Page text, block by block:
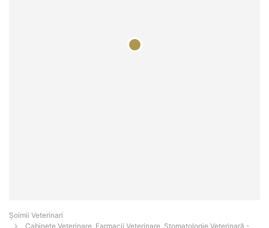
Șoimii Veterinari
Cabinete Veterinare, Farmacii Veterinare, Stomatologie Veterinară -